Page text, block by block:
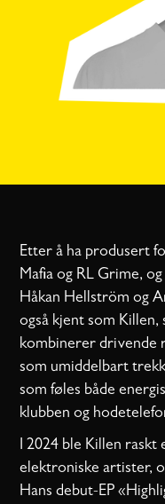
Etter å ha produsert
Mafia og RL Grime,
Håkan Hellström og
også kjent som Killen,
kombinerer drivende
som umiddelbart
som føles både
klubben og
I 2024 ble Killen raskt
elektroniske artister,
Hans debut-EP